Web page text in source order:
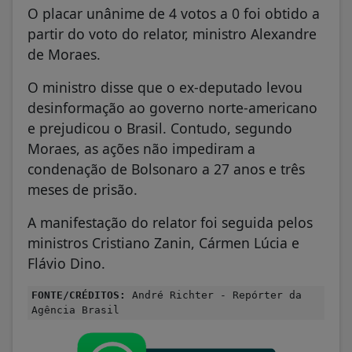
O placar unânime de 4 votos a 0 foi obtido a
partir do voto do relator, ministro Alexandre
de Moraes.
O ministro disse que o ex-deputado levou
desinformação ao governo norte-americano
e prejudicou o Brasil. Contudo, segundo
Moraes, as ações não impediram a
condenação de Bolsonaro a 27 anos e três
meses de prisão.
A manifestação do relator foi seguida pelos
ministros Cristiano Zanin, Cármen Lúcia e
Flávio Dino.
FONTE/CRÉDITOS:
André Richter - Repórter da
Agência Brasil